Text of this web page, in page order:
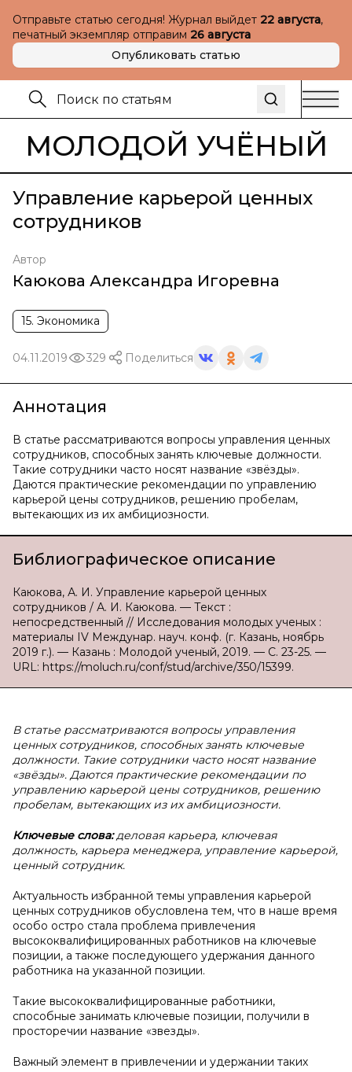
Отправьте статью сегодня! Журнал выйдет 22 августа,
печатный экземпляр отправим 26 августа
Опубликовать статью
МОЛОДОЙ УЧЁНЫЙ
Управление карьерой ценных
сотрудников
Автор
Каюкова Александра Игоревна
15. Экономика
04.11.2019 329 Поделиться
Аннотация
В статье рассматриваются вопросы управления ценных
сотрудников, способных занять ключевые должности.
Такие сотрудники часто носят название «звёзды».
Даются практические рекомендации по управлению
карьерой цены сотрудников, решению пробелам,
вытекающих из их амбициозности.
Библиографическое описание
Каюкова, А. И. Управление карьерой ценных
сотрудников / А. И. Каюкова. — Текст :
непосредственный // Исследования молодых ученых :
материалы IV Междунар. науч. конф. (г. Казань, ноябрь
2019 г.). — Казань : Молодой ученый, 2019. — С. 23-25. —
URL: https://moluch.ru/conf/stud/archive/350/15399.
В статье рассматриваются вопросы управления
ценных сотрудников, способных занять ключевые
должности. Такие сотрудники часто носят название
«звёзды». Даются практические рекомендации по
управлению карьерой цены сотрудников, решению
пробелам, вытекающих из их амбициозности.
Ключевые слова:деловая карьера, ключевая
должность, карьера менеджера, управление карьерой,
ценный сотрудник.
Актуальность избранной темы управления карьерой
ценных сотрудников обусловлена тем, что в наше время
особо остро стала проблема привлечения
высококвалифицированных работников на ключевые
позиции, а также последующего удержания данного
работника на указанной позиции.
Такие высококвалифицированные работники,
способные занимать ключевые позиции, получили в
просторечии название «звезды».
Важный элемент в привлечении и удержании таких